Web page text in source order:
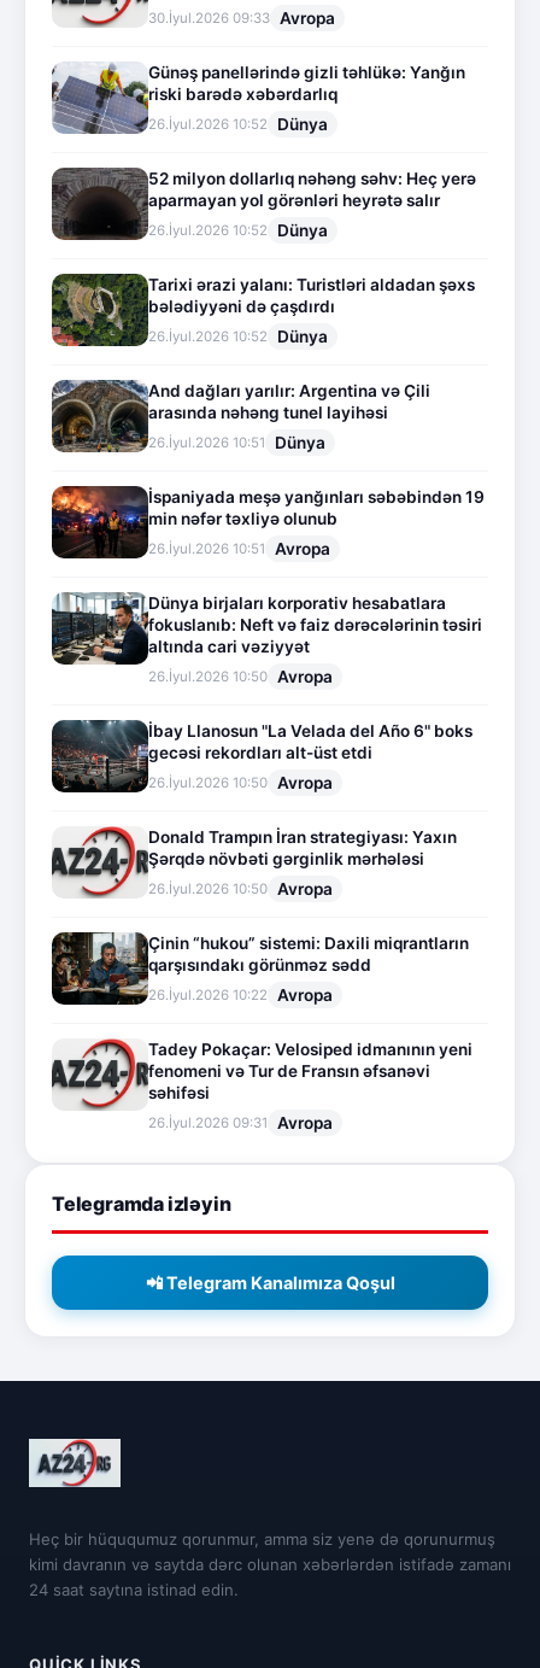
30.İyul.2026 09:33 Avropa
Günəş panellərində gizli təhlükə: Yanğın
riski barədə xəbərdarlıq
26.İyul.2026 10:52 Dünya
52 milyon dollarlıq nəhəng səhv: Heç yerə
aparmayan yol görənləri heyrətə salır
26.İyul.2026 10:52 Dünya
Tarixi ərazi yalanı: Turistləri aldadan şəxs
bələdiyyəni də çaşdırdı
26.İyul.2026 10:52 Dünya
And dağları yarılır: Argentina və Çili
arasında nəhəng tunel layihəsi
26.İyul.2026 10:51 Dünya
İspaniyada meşə yanğınları səbəbindən 19
min nəfər təxliyə olunub
26.İyul.2026 10:51 Avropa
Dünya birjaları korporativ hesabatlara
fokuslanıb: Neft və faiz dərəcələrinin təsiri
altında cari vəziyyət
26.İyul.2026 10:50 Avropa
İbay Llanosun "La Velada del Año 6" boks
gecəsi rekordları alt-üst etdi
26.İyul.2026 10:50 Avropa
Donald Trampın İran strategiyası: Yaxın
Şərqdə növbəti gərginlik mərhələsi
26.İyul.2026 10:50 Avropa
Çinin “hukou” sistemi: Daxili miqrantların
qarşısındakı görünməz sədd
26.İyul.2026 10:22 Avropa
Tadey Pokaçar: Velosiped idmanının yeni
fenomeni və Tur de Fransın əfsanəvi
səhifəsi
26.İyul.2026 09:31 Avropa
Telegramda izləyin
📲 Telegram Kanalımıza Qoşul
Heç bir hüququmuz qorunmur, amma siz yenə də qorunurmuş
kimi davranın və saytda dərc olunan xəbərlərdən istifadə zamanı
24 saat saytına istinad edin.